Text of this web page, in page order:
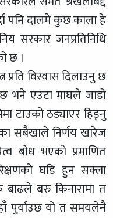
पनि दालमे कुछ काला हे
सरकार जनप्रतिनिधि
छ ।
विस्वास दिलाउनु छ
भने एउटा माघले जाडो
टाउको ठड्याएर हिड्नु
सबैखाले निर्णय खारेज
बोध भएको प्रमाणित
घडि हुन सक्ला
बरु किनारामा त
पुर्याउछ यो त समयलेनै